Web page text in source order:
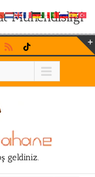
Mühendisliği
Rss
geldiniz.